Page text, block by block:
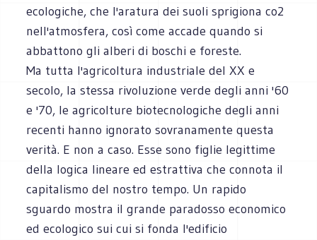
ecologiche, che l'aratura dei suoli sprigiona co2
nell'atmosfera, così come accade quando si
abbattono gli alberi di boschi e foreste.
Ma tutta l'agricoltura industriale del XX e
secolo, la stessa rivoluzione verde degli anni '60
e '70, le agricolture biotecnologiche degli anni
recenti hanno ignorato sovranamente questa
verità. E non a caso. Esse sono figlie legittime
della logica lineare ed estrattiva che connota il
capitalismo del nostro tempo. Un rapido
sguardo mostra il grande paradosso economico
ed ecologico sui cui si fonda l'edificio